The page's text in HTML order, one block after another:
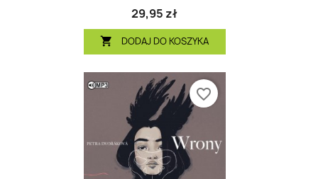
29,95 zł
 DODAJ DO KOSZYKA
favorite_border